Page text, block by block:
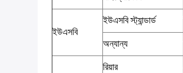
ইউএসবি
ইউএসবি স্ট্যান্ডার্ড
অন্যান্য
রিয়ার